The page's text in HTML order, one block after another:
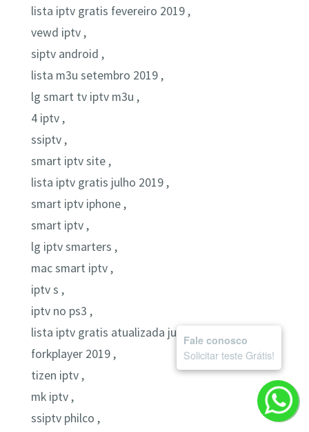
lista iptv gratis fevereiro 2019 ,
vewd iptv ,
siptv android ,
lista m3u setembro 2019 ,
lg smart tv iptv m3u ,
4 iptv ,
ssiptv ,
smart iptv site ,
lista iptv gratis julho 2019 ,
smart iptv iphone ,
smart iptv ,
lg iptv smarters ,
mac smart iptv ,
iptv s ,
iptv no ps3 ,
lista iptv gratis atualizada junho 2019 ,
forkplayer 2019 ,
tizen iptv ,
mk iptv ,
ssiptv philco ,
Fale conosco
Solicitar teste Grátis!